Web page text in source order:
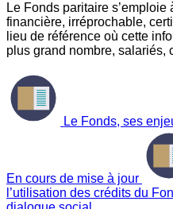
Le Fonds paritaire
financière, irréprochable,
lieu de référence où cette
plus grand nombre, salariés,
Le Fonds, ses
En cours de mise à jour
l’utilisation des crédits du